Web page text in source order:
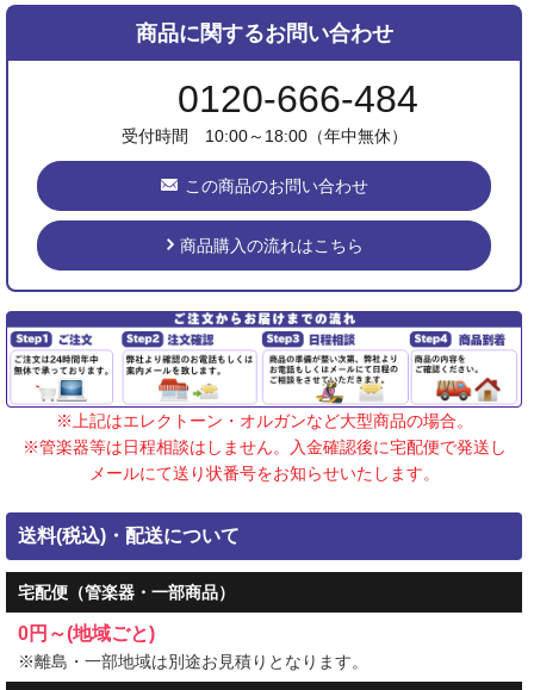
商品に関するお問い合わせ
0120-666-484
受付時間 10:00～18:00（年中無休）
この商品のお問い合わせ
商品購入の流れはこちら
※上記はエレクトーン・オルガンなど大型商品の場合。
※管楽器等は日程相談はしません。入金確認後に宅配便で発送し
メールにて送り状番号をお知らせいたします。
送料(税込)・配送について
宅配便（管楽器・一部商品）
0円～(地域ごと)
※離島・一部地域は別途お見積りとなります。